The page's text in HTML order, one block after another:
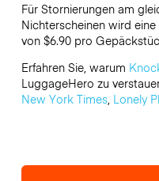
Für Stornierungen am
Nichterscheinen wird
von $6.90 pro
Erfahren Sie, warum
LuggageHero zu
New York Times, Lonely